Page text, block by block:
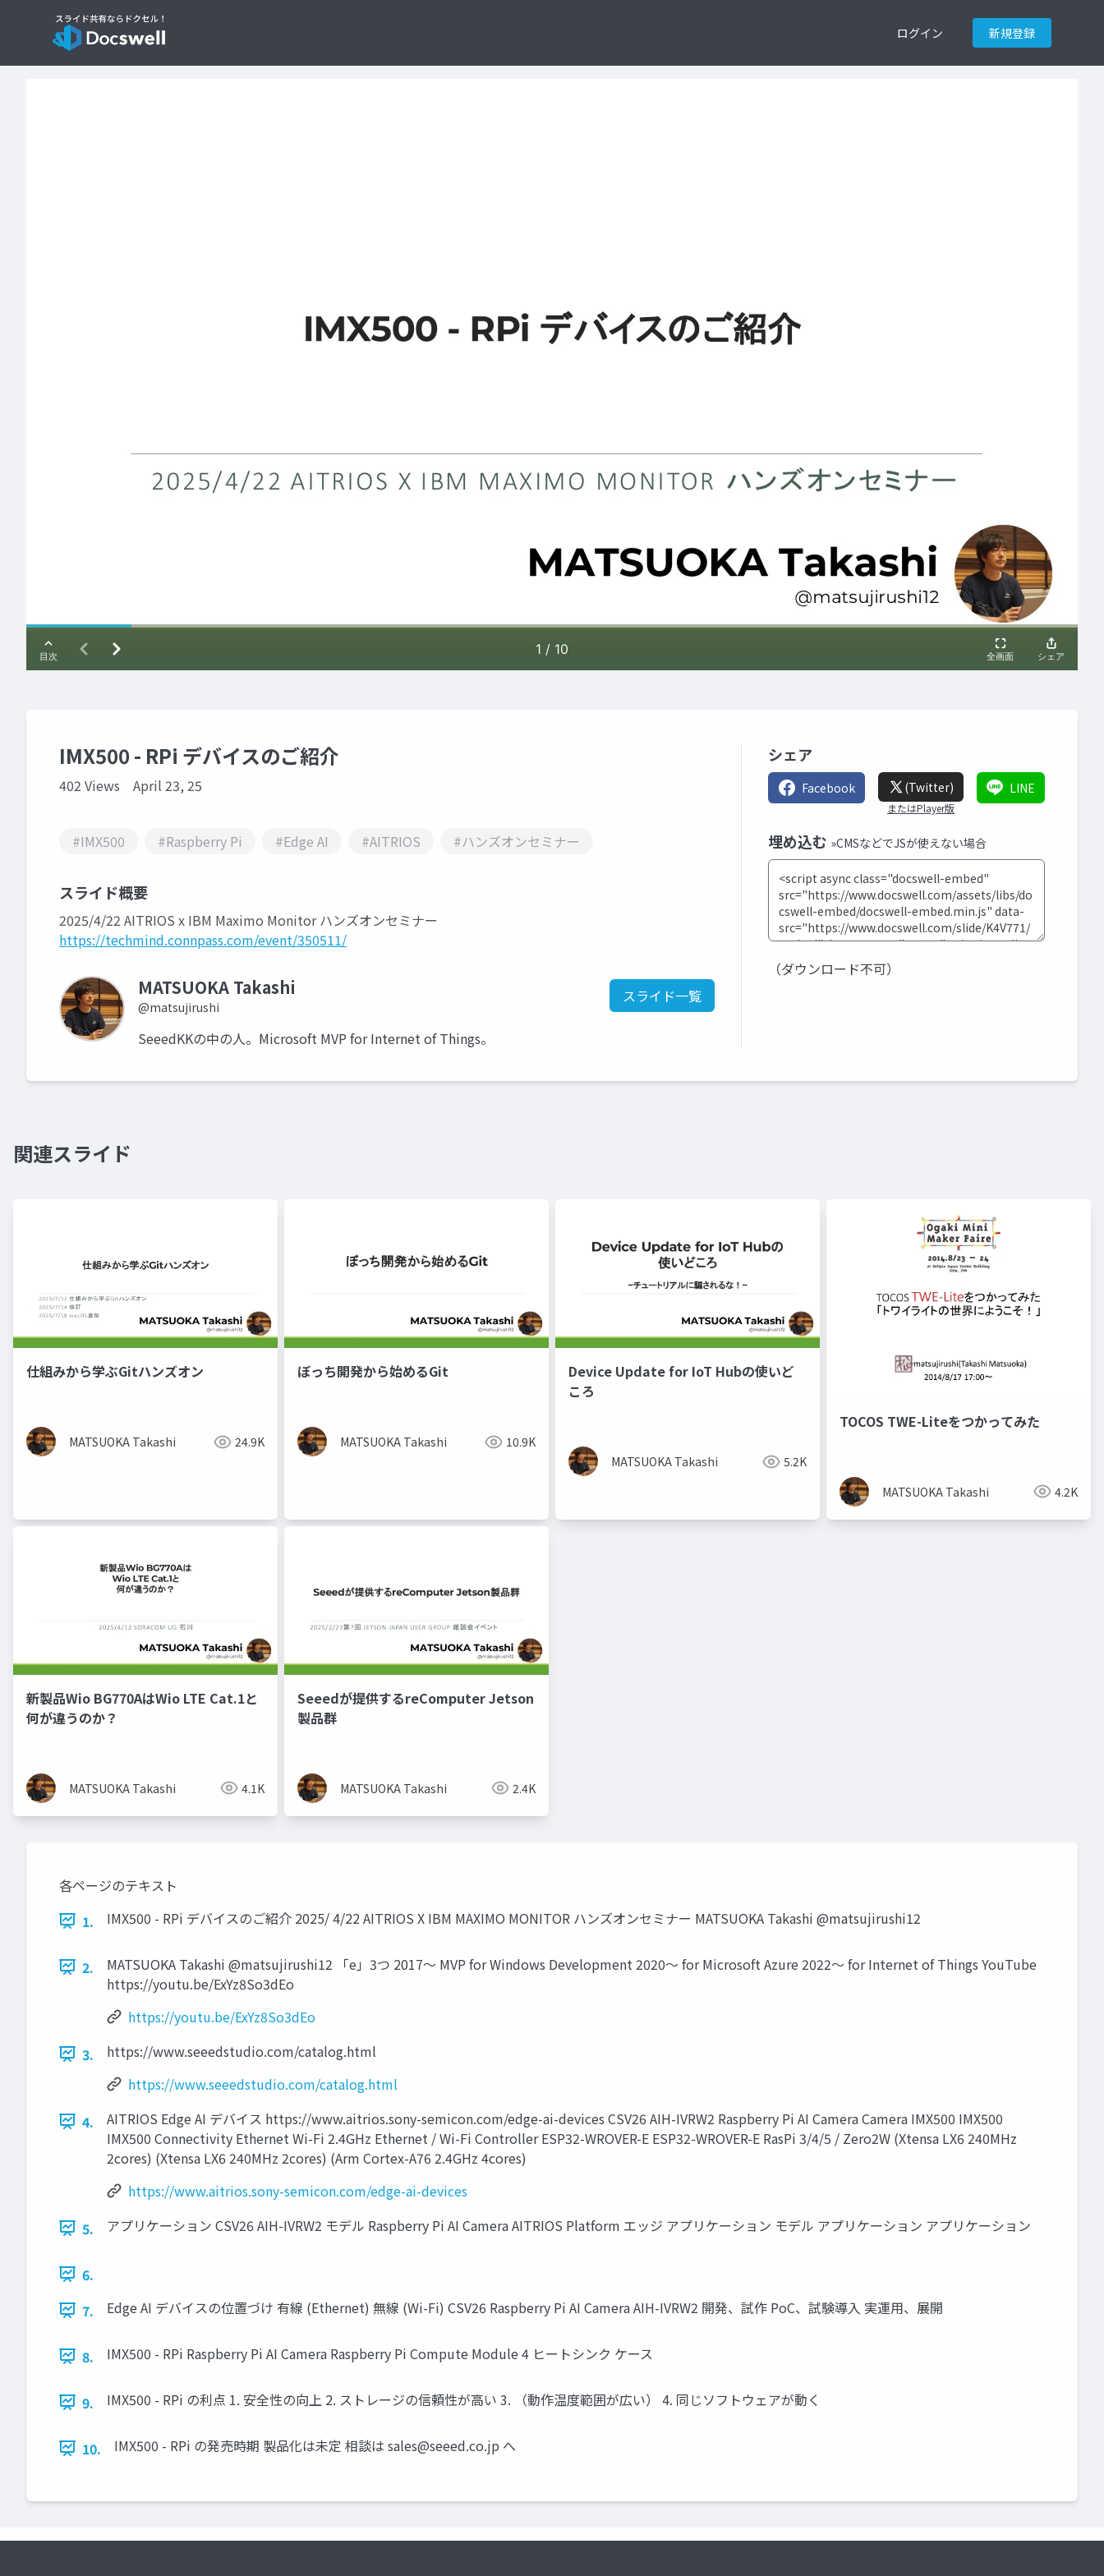
ログイン 新規登録
IMX500 - RPi デバイスのご紹介
402 Views April 23, 25
#IMX500 #Raspberry Pi #Edge AI #AITRIOS #ハンズオンセミナー
スライド概要
2025/4/22 AITRIOS x IBM Maximo Monitor ハンズオンセミナー
https://techmind.connpass.com/event/350511/
MATSUOKA Takashi
@matsujirushi
スライド一覧
SeeedKKの中の人。Microsoft MVP for Internet of Things。
シェア
Facebook (Twitter)
またはPlayer版
LINE
埋め込む »CMSなどでJSが使えない場合
（ダウンロード不可）
関連スライド
仕組みから学ぶGitハンズオン
MATSUOKA Takashi 24.9K
ぼっち開発から始めるGit
MATSUOKA Takashi 10.9K
Device Update for IoT Hubの使いど
ころ
MATSUOKA Takashi 5.2K
TOCOS TWE-Liteをつかってみた
MATSUOKA Takashi 4.2K
新製品Wio BG770AはWio LTE Cat.1と
何が違うのか？
MATSUOKA Takashi 4.1K
Seeedが提供するreComputer Jetson
製品群
MATSUOKA Takashi 2.4K
各ページのテキスト
1.
IMX500 - RPi デバイスのご紹介 2025/ 4/22 AITRIOS X IBM MAXIMO MONITOR ハンズオンセミナー MATSUOKA Takashi @matsujirushi12
2.
MATSUOKA Takashi @matsujirushi12 「e」3つ 2017～ MVP for Windows Development 2020～ for Microsoft Azure 2022～ for Internet of Things YouTube
https://youtu.be/ExYz8So3dEo
https://youtu.be/ExYz8So3dEo
3.
https://www.seeedstudio.com/catalog.html
https://www.seeedstudio.com/catalog.html
4.
AITRIOS Edge AI デバイス https://www.aitrios.sony-semicon.com/edge-ai-devices CSV26 AIH-IVRW2 Raspberry Pi AI Camera Camera IMX500 IMX500
IMX500 Connectivity Ethernet Wi-Fi 2.4GHz Ethernet / Wi-Fi Controller ESP32-WROVER-E ESP32-WROVER-E RasPi 3/4/5 / Zero2W (Xtensa LX6 240MHz
2cores) (Xtensa LX6 240MHz 2cores) (Arm Cortex-A76 2.4GHz 4cores)
https://www.aitrios.sony-semicon.com/edge-ai-devices
5.
アプリケーション CSV26 AIH-IVRW2 モデル Raspberry Pi AI Camera AITRIOS Platform エッジ アプリケーション モデル アプリケーション アプリケーション
6.
7.
Edge AI デバイスの位置づけ 有線 (Ethernet) 無線 (Wi-Fi) CSV26 Raspberry Pi AI Camera AIH-IVRW2 開発、試作 PoC、試験導入 実運用、展開
8. IMX500 - RPi Raspberry Pi AI Camera Raspberry Pi Compute Module 4 ヒートシンク ケース
9. IMX500 - RPi の利点 1. 安全性の向上 2. ストレージの信頼性が高い 3. （動作温度範囲が広い） 4. 同じソフトウェアが動く
10. IMX500 - RPi の発売時期 製品化は未定 相談は sales@seeed.co.jp へ